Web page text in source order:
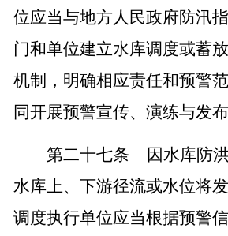
位应当与地方人民政府防汛
门和单位建立水库调度或蓄
机制，明确相应责任和预警
同开展预警宣传、演练与发布
第二十七条 因水库防
水库上、下游径流或水位将
调度执行单位应当根据预警